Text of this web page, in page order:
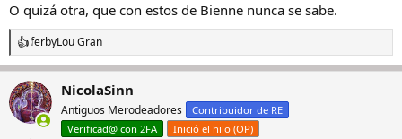
O quizá otra, que con estos de Bienne nunca se sabe.
R
e
a
c
c
i
ferbyLou Gran
NicolaSinn
Antiguos Merodeadores
Contribuidor de RE
Verificad@ con 2FA
Inició el hilo (OP)